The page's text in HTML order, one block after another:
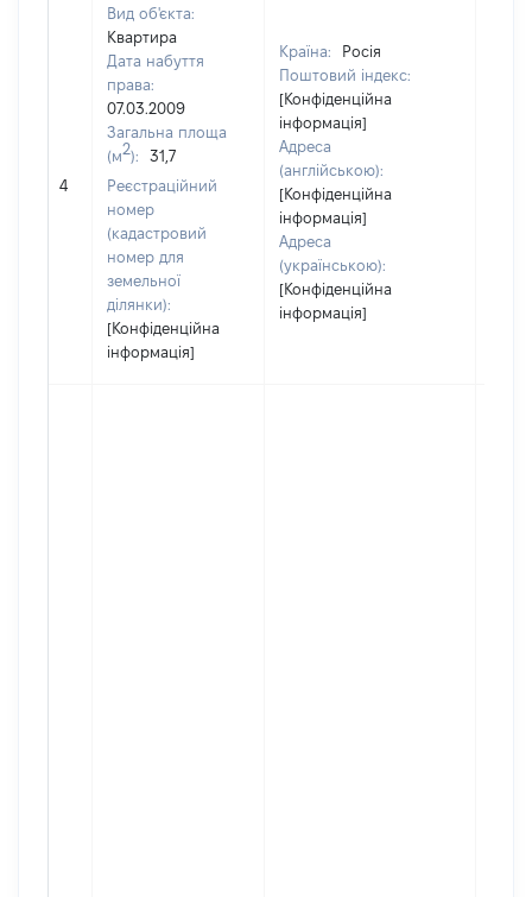
4
Вид об'єкта:
Квартира
Дата набуття
права:
07.03.2009
Загальна площа
(м2):
31,7
Реєстраційний
номер
(кадастровий
номер для
земельної
ділянки):
[Конфіденційна
інформація]
Країна:
Росія
Поштовий індекс:
[Конфіденційна
інформація]
Адреса
(англійською):
[Конфіденційна
інформація]
Адреса
(українською):
[Конфіденційна
інформація]